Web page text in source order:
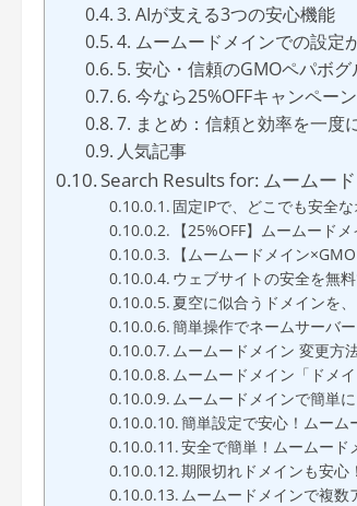
3. AIが支える3つの安心機能
4. ムームードメインでの設定
5. 安心・信頼のGMOペパボ
6. 今なら25%OFFキャンペー
7. まとめ：信頼と効率を一度
人気記事
Search Results for: ムームー
固定IPで、どこでも安全
【25%OFF】ムームード
【ムームードメイン
ウェブサイトの安全を無
夏空に似合うドメインを
簡単操作でネームサーバ
ムームードメイン 変更方
ムームードメイン「ドメ
ムームードメインで簡単
簡単設定で安心！ムーム
安全で簡単！ムームード
期限切れドメインも安心
ムームードメインで複数